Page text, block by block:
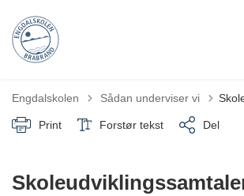
Engdalskolen Tilbage til
Sådan underviser vi
Print Forstør tekst Del